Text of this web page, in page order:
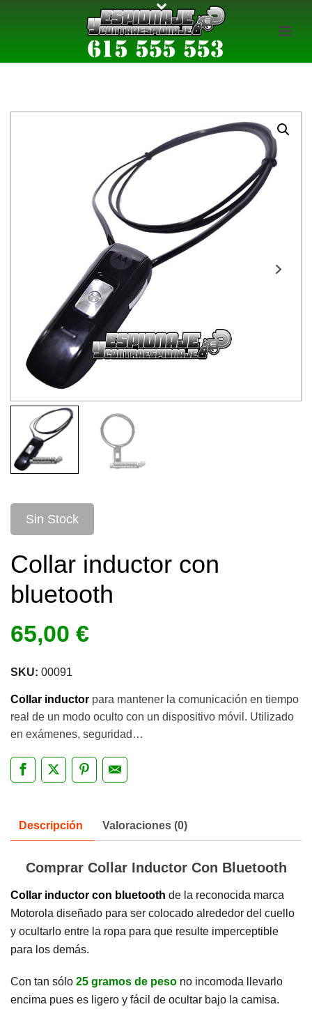
Sin Stock
Collar inductor con
bluetooth
65,00 €
SKU: 00091
Collar inductor para mantener la comunicación en tiempo
real de un modo oculto con un dispositivo móvil. Utilizado
en exámenes, seguridad…
Descripción Valoraciones (0)
Comprar Collar Inductor Con Bluetooth
Collar inductor con bluetooth de la reconocida marca
Motorola diseñado para ser colocado alrededor del cuello
y ocultarlo entre la ropa para que resulte imperceptible
para los demás.
Con tan sólo 25 gramos de peso no incomoda llevarlo
encima pues es ligero y fácil de ocultar bajo la camisa.